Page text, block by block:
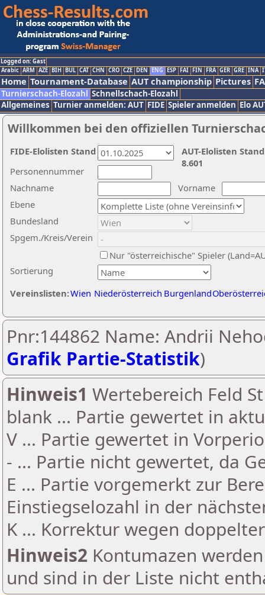
Logged on: Gast
Arabic ARM AZE BIH BUL CAT CHN CRO CZE DEN ENG ESP FAI FIN FRA GER GRE INA
Home Tournament-Database AUT championship Pictures
Turnierschach-Elozahl Schnellschach-Elozahl
Allgemeines Turnier anmelden: AUT FIDE Spieler anmelden Elo
Willkommen bei den offiziellen
Nachname
Vorname
Ebene
Sortierung
Personennummer
Bundesland
Spgem./Kreis/Verein
Nur "österreichische" Spieler
Vereinslisten:Wien Niederösterreich Burgenland
AUT-Elolisten
8.601
FIDE-Elolisten Stand
Pnr:144862 Name: Andrii
Grafik Partie-Statistik)
Hinweis1 Wertebereich Feld
blank ... Partie gewertet in
V ... Partie gewertet in
- ... Partie nicht gewertet, da
E ... Partie vorgemerkt zur
Einstiegselozahl in der
K ... Korrektur wegen
Hinweis2 Kontumazen
und sind in der Liste nicht